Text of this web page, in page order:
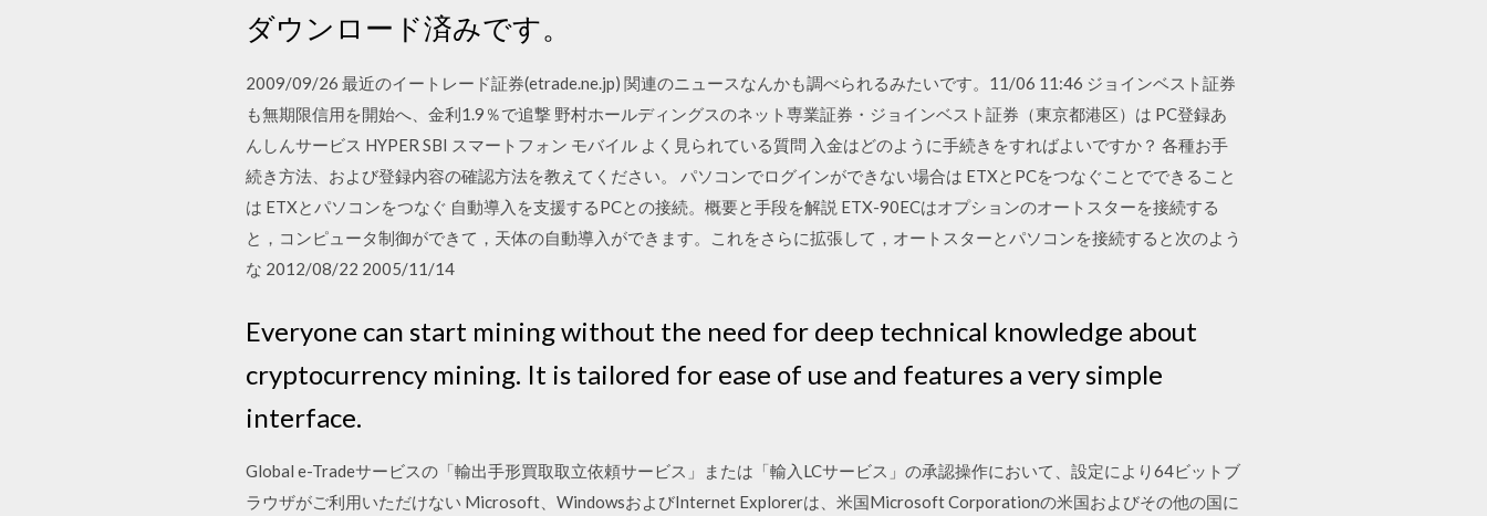
ダウンロード済みです。
2009/09/26 最近のイートレード証券(etrade.ne.jp) 関連のニュースなんかも調べられるみたいです。11/06 11:46 ジョインベスト証券
も無期限信用を開始へ、金利1.9％で追撃 野村ホールディングスのネット専業証券・ジョインベスト証券（東京都港区）は PC登録あ
んしんサービス HYPER SBI スマートフォン モバイル よく見られている質問 入金はどのように手続きをすればよいですか？ 各種お手
続き方法、および登録内容の確認方法を教えてください。 パソコンでログインができない場合は ETXとPCをつなぐことでできること
は ETXとパソコンをつなぐ 自動導入を支援するPCとの接続。概要と手段を解説 ETX-90ECはオプションのオートスターを接続する
と，コンピュータ制御ができて，天体の自動導入ができます。これをさらに拡張して，オートスターとパソコンを接続すると次のよう
な 2012/08/22 2005/11/14
Everyone can start mining without the need for deep technical knowledge about
cryptocurrency mining. It is tailored for ease of use and features a very simple
interface.
Global e-Tradeサービスの「輸出手形買取取立依頼サービス」または「輸入LCサービス」の承認操作において、設定により64ビットブ
ラウザがご利用いただけない Microsoft、WindowsおよびInternet Explorerは、米国Microsoft Corporationの米国およびその他の国に